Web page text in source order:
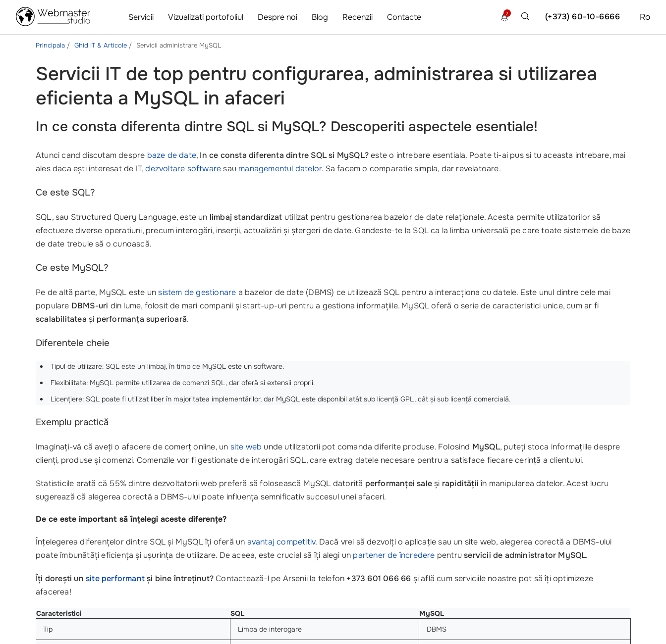
Servicii Vizualizati portofoliul Despre noi Blog Recenzii Contacte Ro
(+373) 60-10-6666
2
Principala Ghid IT & Articole Servicii administrare MySQL
Servicii IT de top pentru configurarea, administrarea si utilizarea
eficienta a MySQL in afaceri
In ce consta diferenta dintre SQL si MySQL? Descoperiti aspectele esentiale!
Atunci cand discutam despre baze de date, In ce consta diferenta dintre SQL si MySQL?este o intrebare esentiala. Poate ti-ai pus si tu aceasta intrebare, mai
ales daca ești interesat de IT,dezvoltare softwaresau managementul datelor. Sa facem o comparatie simpla, dar revelatoare.
Ce este SQL?
SQL, sau Structured Query Language, este un limbaj standardizat utilizat pentru gestionarea bazelor de date relaționale. Acesta permite utilizatorilor să
efectueze diverse operatiuni, precum interogări, inserții, actualizări și ștergeri de date. Gandeste-te la SQL ca la limba universală pe care toate sistemele de baze
de date trebuie să o cunoască.
Ce este MySQL?
Pe de altă parte, MySQL este unsistem de gestionare a bazelor de date (DBMS) ce utilizează SQL pentru a interacționa cu datele. Este unul dintre cele mai
populare DBMS-uri din lume, folosit de mari companii și start-up-uri pentru a gestiona informațiile. MySQL oferă o serie de caracteristici unice, cum ar fi
scalabilitatea și performanța superioară.
Diferentele cheie
Tipul de utilizare: SQL este un limbaj, în timp ce MySQL este un software.
Flexibilitate: MySQL permite utilizarea de comenzi SQL, dar oferă si extensii proprii.
Licențiere: SQL poate fi utilizat liber în majoritatea implementărilor, dar MySQL este disponibil atât sub licență GPL, cât și sub licență comercială.
Exemplu practică
Imaginați-vă că aveți o afacere de comerț online, un site web unde utilizatorii pot comanda diferite produse. Folosind MySQL, puteți stoca informațiile despre
clienți, produse și comenzi. Comenzile vor fi gestionate de interogări SQL, care extrag datele necesare pentru a satisface fiecare cerință a clientului.
Statisticile arată că 55% dintre dezvoltatorii web preferă să folosească MySQL datorită performanței saleși rapiditățiiîn manipularea datelor. Acest lucru
sugerează că alegerea corectă a DBMS-ului poate influența semnificativ succesul unei afaceri.
De ce este important să înțelegi aceste diferențe?
Înțelegerea diferențelor dintre SQL și MySQL îți oferă un avantaj competitiv. Dacă vrei să dezvolți o aplicație sau un site web, alegerea corectă a DBMS-ului
poate îmbunătăți eficiența și ușurința de utilizare. De aceea, este crucial să îți alegi un partener de încredere pentruservicii de administrator MySQL.
Îți dorești un site performantși bine întreținut?Contactează-l pe Arsenii la telefon +373 601 066 66 și află cum serviciile noastre pot să îți optimizeze
afacerea!
Caracteristici SQL
MySQL
Tip
Limba de interogare DBMS